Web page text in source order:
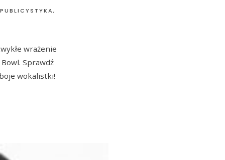
,
wrażenie
Sprawdź
wokalistki!